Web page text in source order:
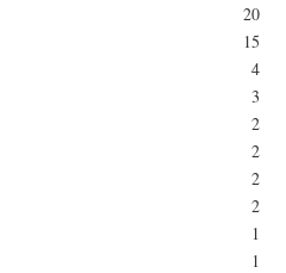
20
15
4
3
2
2
2
2
1
1